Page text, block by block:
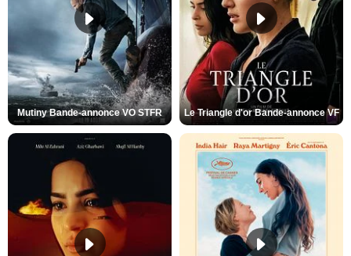
Mutiny Bande-annonce VO STFR Le Triangle d'or Bande-annonce VF